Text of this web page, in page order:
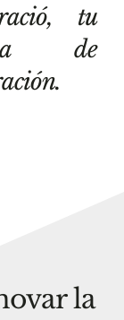
tu
de
la